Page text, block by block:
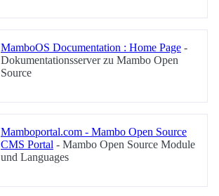
MamboOS Documentation : Home Page -
Dokumentationsserver zu Mambo Open
Source
Mamboportal.com - Mambo Open Source
CMS Portal - Mambo Open Source Module
und Languages